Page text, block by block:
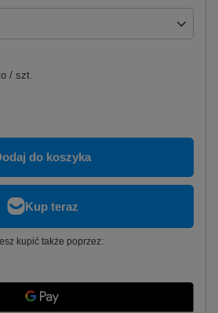
/ szt.
do koszyka
kupić także poprzez: